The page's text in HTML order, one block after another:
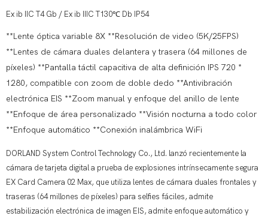
Ex ib IIC T4 Gb / Ex ib IIIC T130℃ Db IP54
**Lente óptica variable 8X **Resolución de video (5K/25FPS)
**Lentes de cámara duales delantera y trasera (64 millones de
píxeles) **Pantalla táctil capacitiva de alta definición IPS 720 *
1280, compatible con zoom de doble dedo **Antivibración
electrónica EIS **Zoom manual y enfoque del anillo de lente
**Enfoque de área personalizado **Visión nocturna a todo color
**Enfoque automático **Conexión inalámbrica WiFi
DORLAND System Control Technology Co., Ltd. lanzó recientemente la
cámara de tarjeta digital a prueba de explosiones intrínsecamente segura
EX Card Camera 02 Max, que utiliza lentes de cámara duales frontales y
traseras (64 millones de píxeles) para selfies fáciles, admite
estabilización electrónica de imagen EIS, admite enfoque automático y